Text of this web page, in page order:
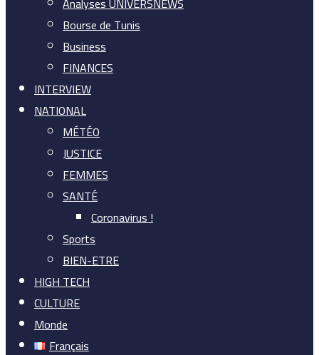
Bourse de Tunis
Business
FINANCES
INTERVIEW
NATIONAL
MÉTÉO
JUSTICE
FEMMES
SANTÉ
Coronavirus !
Sports
BIEN-ETRE
HIGH TECH
CULTURE
Monde
Français